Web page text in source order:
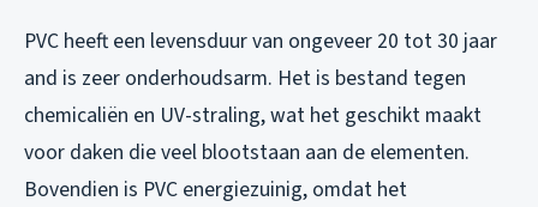
PVC heeft een levensduur van ongeveer 20 tot 30 jaar
and is zeer onderhoudsarm. Het is bestand tegen
chemicaliën en UV-straling, wat het geschikt maakt
voor daken die veel blootstaan aan de elementen.
Bovendien is PVC energiezuinig, omdat het